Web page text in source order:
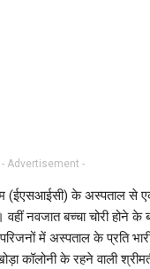
- Advertisement -
(ईएसआईसी) के अस्पताल
नवजात बच्चा चोरी होने के
में अस्पताल के प्रति
कॉलोनी के रहने वाली